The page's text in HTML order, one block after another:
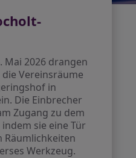
Mai 2026 drangen
Vereinsräume
in
Die Einbrecher
Zugang zu dem
sie eine Tür
Räumlichkeiten
Werkzeug.